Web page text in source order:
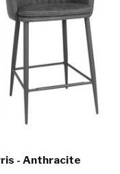
- Anthracite